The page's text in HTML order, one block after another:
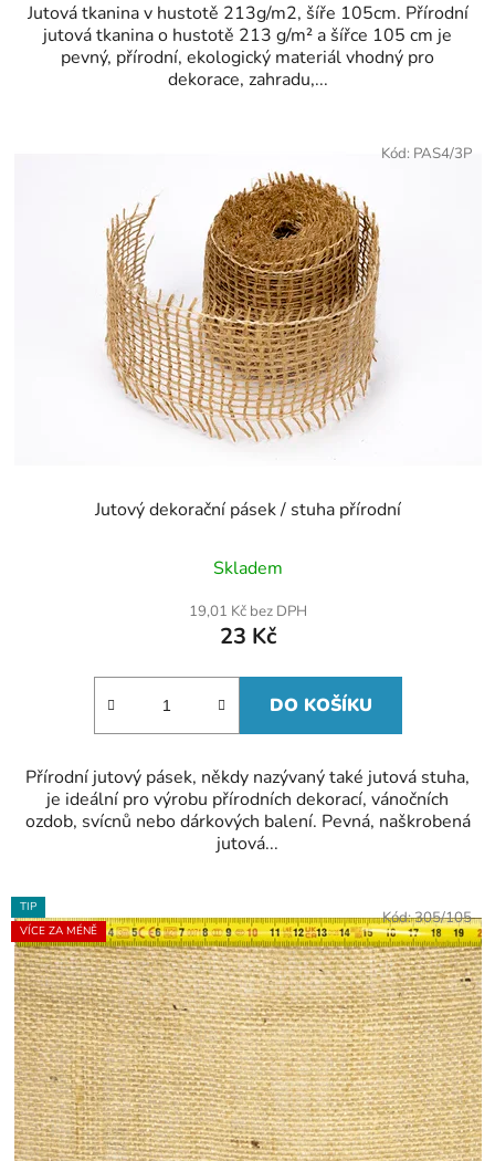
Jutová tkanina v hustotě 213g/m2, šíře 105cm. Přírodní
jutová tkanina o hustotě 213 g/m² a šířce 105 cm je
pevný, přírodní, ekologický materiál vhodný pro
dekorace, zahradu,...
Jutový dekorační pásek / stuha přírodní
Skladem
19,01 Kč bez DPH
23 Kč
DO KOŠÍKU
Přírodní jutový pásek, někdy nazývaný také jutová stuha,
je ideální pro výrobu přírodních dekorací, vánočních
ozdob, svícnů nebo dárkových balení. Pevná, naškrobená
jutová...
Kód: PAS4/3P
TIP
VÍCE ZA MÉNĚ
Kód:305/105